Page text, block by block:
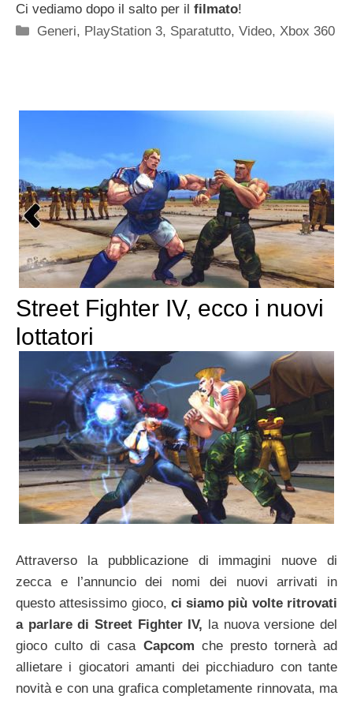
Ci vediamo dopo il salto per il filmato!
Categorie
Generi, PlayStation 3, Sparatutto,Video, Xbox 360
Street Fighter IV, ecco i nuovi
lottatori
Attraverso la pubblicazione di immagini nuove di
zecca e l’annuncio dei nomi dei nuovi arrivati in
questo attesissimo gioco, ci siamo più volte ritrovati
a parlare di Street Fighter IV, la nuova versione del
gioco culto di casa Capcom che presto tornerà ad
allietare i giocatori amanti dei picchiaduro con tante
novità e con una grafica completamente rinnovata, ma